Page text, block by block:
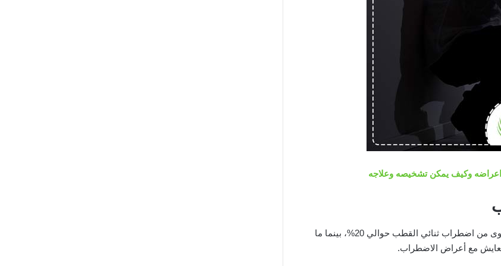
وكيف يمكن تشخيصه وعلاجه
وفقًا لاحصائيات منظمة الصحة العالمية، تبلغ نسبة الشفاء القصوى من اضطراب ثنائي القطب حوالي 20%، بينما ما